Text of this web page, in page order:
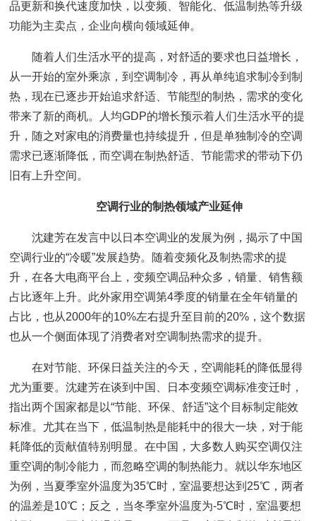
品更新和换代速度加快，以变频、智能化、低温制热等升级
功能为主卖点，企业向横向领域延伸。
随着人们生活水平的提高，对舒适的要求也日益增长，
从一开始的室外乘凉，到空调制冷，再从单纯追求制冷到制
热，现在已逐步开始追求舒适、节能型的制热，需求的变化
带来了新的商机。人均GDP的增长预示着人们生活水平的提
升，随之对家电的消费量也持续提升，但是单独制冷的空调
需求已逐渐降低，而空调在制热舒适、节能需求的带动下仍
旧有上升空间。
空调行业的制热领域产业延伸
沈建芳在发言中以日本空调业的发展为例，揭示了中国
空调行业的“冷暖”发展趋势。随着变频化及制热需求的提
升，在各大电商平台上，变频空调品种众多，销量、销售额
占比逐年上升。此外家用空调第4季度的销量在全年销量的
占比，也从2000年的10%左右提升至目前的20%，这个数据
也从一个侧面体现了消费者对空调制热需求的提升。
在对节能、环保日益关注的今天，空调能耗的降低显得
尤为重要。沈建芳在谈到中国、日本变频空调标准变迁时，
指出两个国家都是以“节能、环保、舒适”这个目标制定能效
标准。尤其在当下，低温制热是能耗中的很大一块，对于能
耗降低的贡献值特别明显。在中国，大多数人购买空调仅注
重空调的制冷能力，而忽略空调的制热能力。就以华东地区
为例，当夏季室外温度为35℃时，室温要想达到25℃，两者
的温差是10℃；反之，当冬季室外温度为-5℃时，室温要想